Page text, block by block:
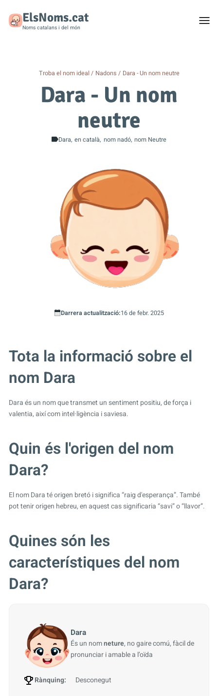
ElsNoms.cat
Noms catalans i del món
Troba el nom ideal Nadons Dara - Un nom neutre
Dara - Un nom
neutre
Dara en català nom nadó nom Neutre
Darrera actualització:16 de febr. 2025
Tota la informació sobre el
nom Dara
Dara és un nom que transmet un sentiment positiu, de força i
valentia, així com intel·ligència i saviesa.
Quin és l'origen del nom
Dara?
El nom Dara té origen bretó i significa “raig d'esperança”. També
pot tenir origen hebreu, en aquest cas significaria “savi” o “llavor”.
Quines són les
característiques del nom
Dara?
Rànquing: Desconegut
Dara
És un nomneture, no gaire comú, fàcil de
pronunciar i amable a l’oïda